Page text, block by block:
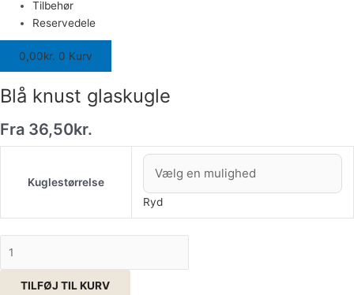
Tilbehør
Reservedele
0,00kr. 0 Kurv
Blå knust glaskugle
Fra 36,50kr.
Kuglestørrelse
Ryd
TILFØJ TIL KURV